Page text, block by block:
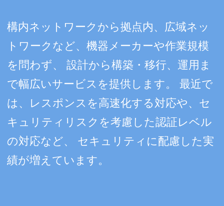
構内ネットワークから拠点内、広域ネッ
トワークなど、機器メーカーや作業規模
を問わず、 設計から構築・移行、運用ま
で幅広いサービスを提供します。 最近で
は、レスポンスを高速化する対応や、セ
キュリティリスクを考慮した認証レベル
の対応など、 セキュリティに配慮した実
績が増えています。